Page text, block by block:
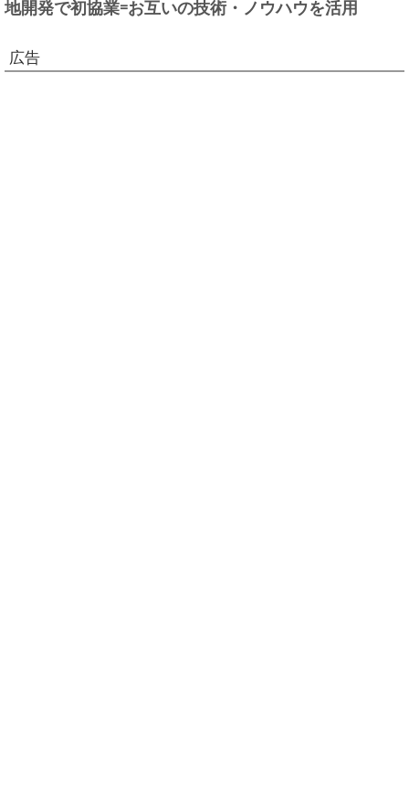
地開発で初協業=お互いの技術・ノウハウを活用
広告